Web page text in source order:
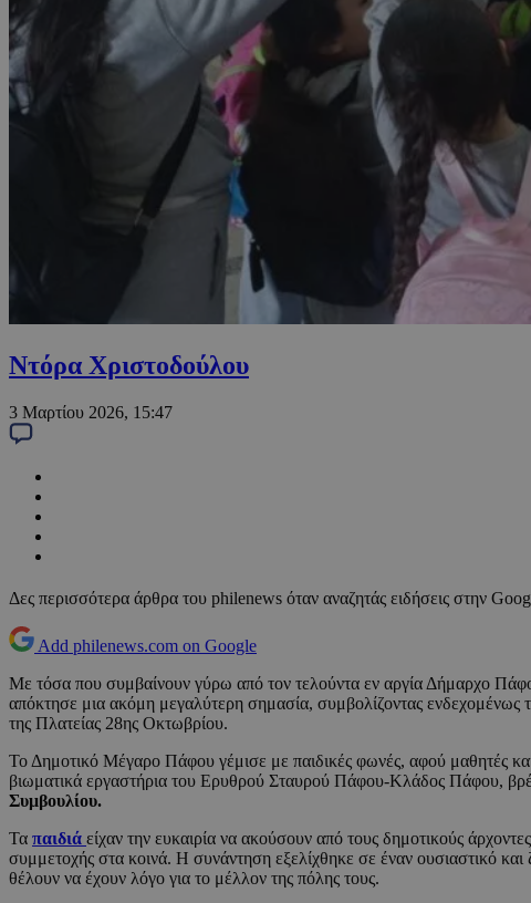
Ντόρα Χριστοδούλου
3 Μαρτίου 2026, 15:47
Δες περισσότερα άρθρα του philenews όταν αναζητάς ειδήσεις στην
Add philenews.com on Google
Με τόσα που συμβαίνουν γύρω από τον τελούντα εν αργία Δήμαρχο
απόκτησε μια ακόμη μεγαλύτερη σημασία, συμβολίζοντας ενδεχομένως
της Πλατείας 28ης Οκτωβρίου.
Το Δημοτικό Μέγαρο Πάφου γέμισε με παιδικές φωνές, αφού μαθητές
βιωματικά εργαστήρια του Ερυθρού Σταυρού Πάφου-Κλάδος Πάφου,
Συμβουλίου.
Τα παιδιά είχαν την ευκαιρία να ακούσουν από τους δημοτικούς
συμμετοχής στα κοινά. Η συνάντηση εξελίχθηκε σε έναν ουσιαστικό και
θέλουν να έχουν λόγο για το μέλλον της πόλης τους.